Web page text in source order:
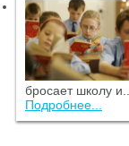
бросает школу и...
Подробнее...